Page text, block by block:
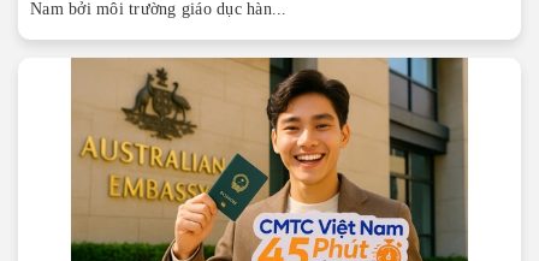
Nam bởi môi trường giáo dục hàn...